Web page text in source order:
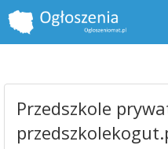
Przedszkole